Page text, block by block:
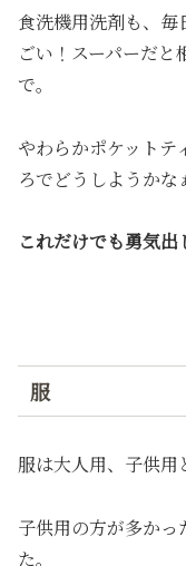
食洗機用洗剤も、毎
ごい！スーパーだ
で。
やわらかポケットテ
ろでどうしようかな
これだけでも勇気
服
服は大人用、子供用
子供用の方が多か
た。